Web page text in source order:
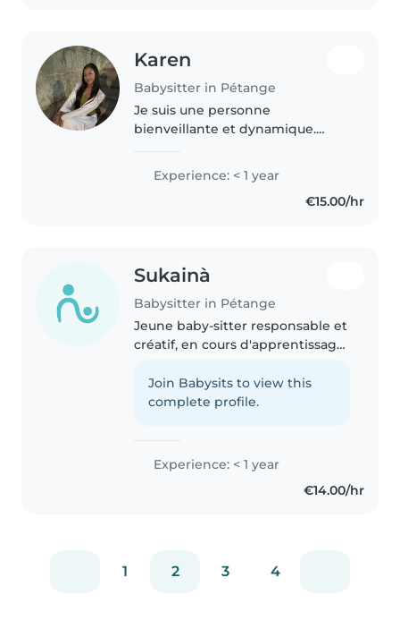
Karen
Babysitter in Pétange
Je suis une personne
bienveillante et dynamique.
volleyball, j aime lire ; cuisiner et
écouter de la musique. J adore
aussi passer du temps avec ma
Experience: < 1 year
€15.00/hr
Sukainà
Babysitter in Pétange
Jeune baby-sitter responsable et
créatif, en cours d'apprentissage,
auprès des enfants de tous âges.
Je suis particulièrement à l'aise
Join Babysits to view this
complete profile.
Experience: < 1 year
€14.00/hr
1 2 3 4